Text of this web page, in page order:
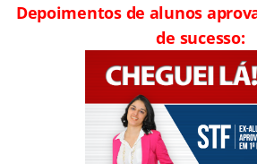
Depoimentos de alunos
de sucesso: